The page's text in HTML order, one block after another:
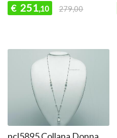
€ 251,10 279,00